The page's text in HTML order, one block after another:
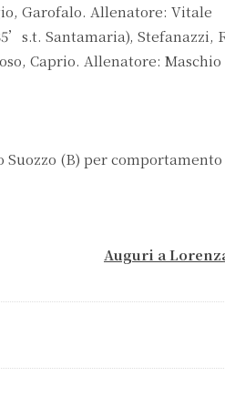
Garofalo. Allenatore: Vitale
Santamaria), Stefanazzi,
Caprio. Allenatore: Maschio
(B) per
Auguri a